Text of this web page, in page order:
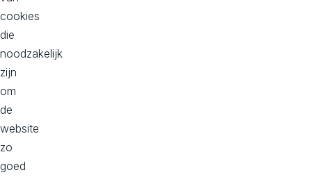
n
direct
contact
met
team!
cookies
die
noodzakelijk
zijn
om
de
website
zo
goed